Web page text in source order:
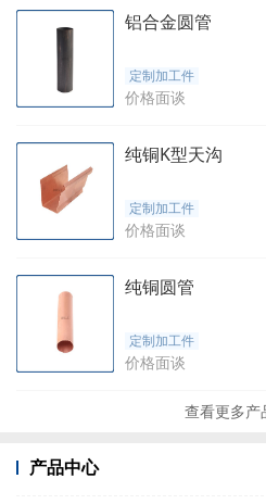
铝合金圆管
定制加工件
价格面谈
纯铜K型天沟
定制加工件
价格面谈
纯铜圆管
定制加工件
价格面谈
查看更多产
产品中心